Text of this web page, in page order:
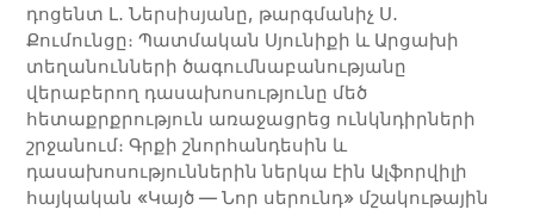
դոցենտ Լ․ Ներսիսյանը, թարգմանիչ Ս․
Քումունցը։ Պատմական Սյունիքի և Արցախի
տեղանունների ծագումնաբանությանը
վերաբերող դասախոսությունը մեծ
հետաքրքրություն առաջացրեց ունկնդիրների
շրջանում։ Գրքի շնորհանդեսին և
դասախոսություններին ներկա էին Ալֆորվիլի
հայկական «Կայծ — Նոր սերունդ» մշակութային